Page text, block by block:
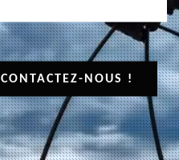
CONTACTEZ-NOUS !